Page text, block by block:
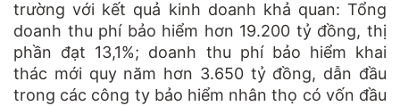
trường với kết quả kinh doanh khả quan: Tổng
doanh thu phí bảo hiểm hơn 19.200 tỷ đồng, thị
phần đạt 13,1%; doanh thu phí bảo hiểm khai
thác mới quy năm hơn 3.650 tỷ đồng, dẫn đầu
trong các công ty bảo hiểm nhân thọ có vốn đầu